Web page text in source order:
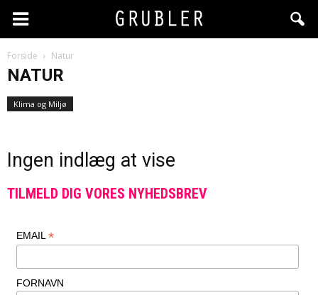
Forside Natur
NATUR
Klima og Miljø
Ingen indlæg at vise
TILMELD DIG VORES NYHEDSBREV
EMAIL *
FORNAVN